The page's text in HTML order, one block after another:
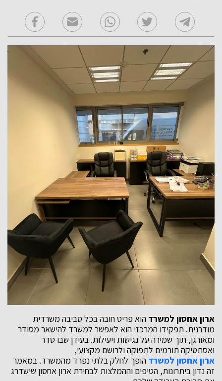
ארון אחסון למשרד הוא פריט חובה בכל סביבה משרדית
מודרנית. תפקידו המרכזי הוא לאפשר למשרד להישאר מסודר
ומאורגן, תוך שמירה על נגישות ויעילות. בעידן שבו סדר
ואסתטיקה תורמים לתפוקה ולרושם מקצועי,
ארון אחסון למשרד הופך לחלק בלתי נפרד מהמשרד. במאמר
זה נדון ביתרונות, הטיפים וההמלצות לבחירת ארון אחסון שישדרג